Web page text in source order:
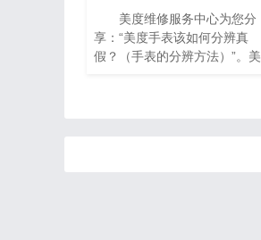
美度维修服务中心为您分
享：“美度手表该如何分辨真
假？（手表的分辨方法）”。美